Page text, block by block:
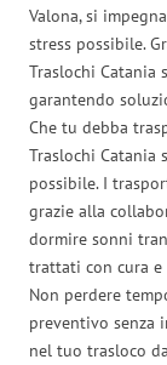
Valona, si
stress possibile.
Traslochi Catania
garantendo
Che tu debba
Traslochi
possibile. I
grazie alla
dormire sonni
trattati con cura
Non perdere
preventivo senza
nel tuo trasloco